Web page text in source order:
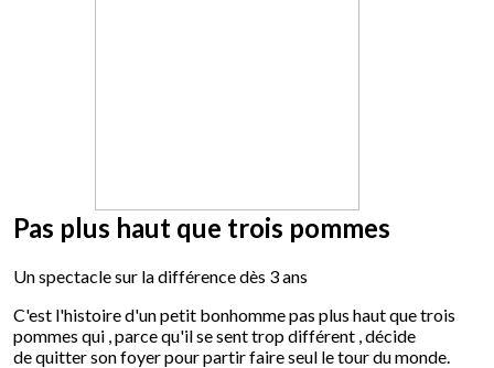
Pas plus haut que trois pommes
Un spectacle sur la différence dès 3 ans
C'est l'histoire d'un petit bonhomme pas plus haut que trois
pommes qui , parce qu'il se sent trop différent , décide
de quitter son foyer pour partir faire seul le tour du monde.